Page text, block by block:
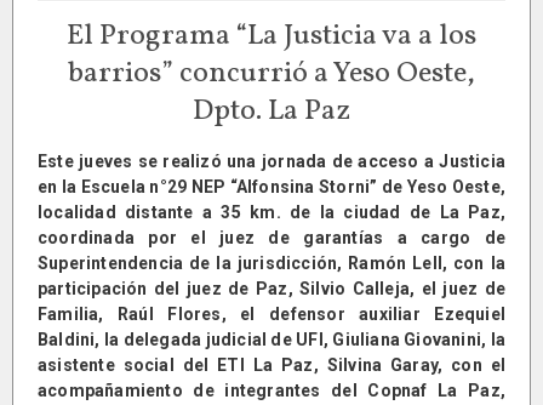
El Programa “La Justicia va a los
barrios” concurrió a Yeso Oeste,
Dpto. La Paz
Este jueves se realizó una jornada de acceso a Justicia
en la Escuela n°29 NEP “Alfonsina Storni” de Yeso Oeste,
localidad distante a 35 km. de la ciudad de La Paz,
coordinada por el juez de garantías a cargo de
Superintendencia de la jurisdicción, Ramón Lell, con la
participación del juez de Paz, Silvio Calleja, el juez de
Familia, Raúl Flores, el defensor auxiliar Ezequiel
Baldini, la delegada judicial de UFI, Giuliana Giovanini, la
asistente social del ETI La Paz, Silvina Garay, con el
acompañamiento de integrantes del Copnaf La Paz,